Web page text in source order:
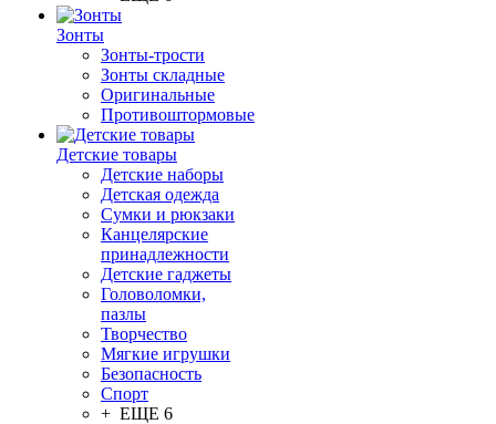
Зонты
Зонты-трости
Зонты складные
Оригинальные
Противоштормовые
Детские товары
Детские наборы
Детская одежда
Сумки и рюкзаки
Канцелярские
принадлежности
Детские гаджеты
Головоломки,
пазлы
Творчество
Мягкие игрушки
Безопасность
Спорт
+ ЕЩЕ 6